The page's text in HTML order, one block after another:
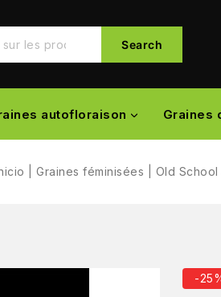
Search
autofloraison Graines
Graines féminisées Old
-